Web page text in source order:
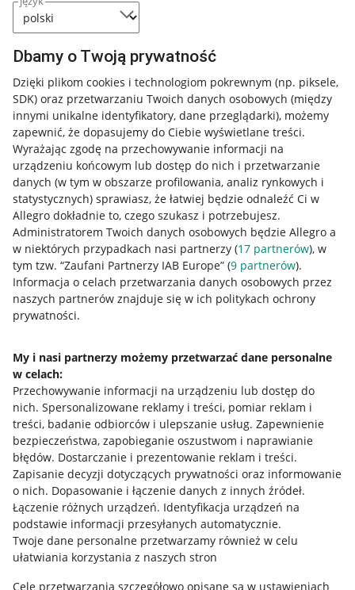
Dbamy o Twoją prywatność
Dzięki plikom cookies i technologiom pokrewnym (np. piksele,
SDK) oraz przetwarzaniu Twoich danych osobowych (między
innymi unikalne identyfikatory, dane przeglądarki), możemy
zapewnić, że dopasujemy do Ciebie wyświetlane treści.
Wyrażając zgodę na przechowywanie informacji na
urządzeniu końcowym lub dostęp do nich i przetwarzanie
danych (w tym w obszarze profilowania, analiz rynkowych i
statystycznych) sprawiasz, że łatwiej będzie odnaleźć Ci w
Allegro dokładnie to, czego szukasz i potrzebujesz.
Administratorem Twoich danych osobowych będzie Allegro a
w niektórych przypadkach nasi partnerzy (17 partnerów), w
tym tzw. “Zaufani Partnerzy IAB Europe” (9 partnerów).
Informacja o celach przetwarzania danych osobowych przez
naszych partnerów znajduje się w ich politykach ochrony
prywatności.
My i nasi partnerzy możemy przetwarzać dane personalne
w celach:
Przechowywanie informacji na urządzeniu lub dostęp do
nich. Spersonalizowane reklamy i treści, pomiar reklam i
treści, badanie odbiorców i ulepszanie usług. Zapewnienie
bezpieczeństwa, zapobieganie oszustwom i naprawianie
błędów. Dostarczanie i prezentowanie reklam i treści.
Zapisanie decyzji dotyczących prywatności oraz informowanie
o nich. Dopasowanie i łączenie danych z innych źródeł.
Łączenie różnych urządzeń. Identyfikacja urządzeń na
podstawie informacji przesyłanych automatycznie.
Twoje dane personalne przetwarzamy również w celu
ułatwiania korzystania z naszych stron
Cele przetwarzania szczegółowo opisane są w ustawieniach
Przydatne informacje
Jak to działa
Allegro Gadane dla sprzedających
Allegro Gadane dla kupujących
Mapa miejscowości
Informacje prawne
Regulamin
Polityka plików "cookies"
Ustawienia plików "cookies"